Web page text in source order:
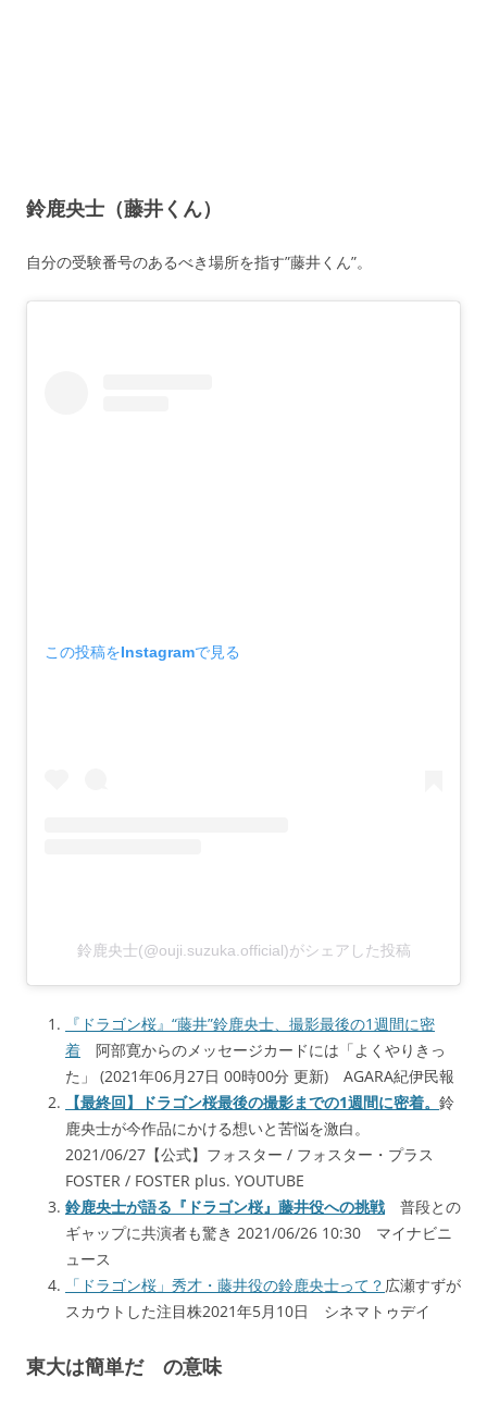
鈴鹿央士（藤井くん）
自分の受験番号のあるべき場所を指す”藤井くん”。
この投稿をInstagramで見る
鈴鹿央士(@ouji.suzuka.official)がシェアした投稿
『ドラゴン桜』“藤井”鈴鹿央士、撮影最後の1週間に密
着 阿部寛からのメッセージカードには「よくやりきっ
た」 (2021年06月27日 00時00分 更新) AGARA紀伊民報
【最終回】ドラゴン桜最後の撮影までの1週間に密着。 鈴
鹿央士が今作品にかける想いと苦悩を激白。
2021/06/27【公式】フォスター / フォスター・プラス
FOSTER / FOSTER plus. YOUTUBE
鈴鹿央士が語る『ドラゴン桜』藤井役への挑戦 普段との
ギャップに共演者も驚き 2021/06/26 10:30 マイナビニ
ュース
「ドラゴン桜」秀才・藤井役の鈴鹿央士って？ 広瀬すずが
スカウトした注目株2021年5月10日 シネマトゥデイ
東大は簡単だ の意味